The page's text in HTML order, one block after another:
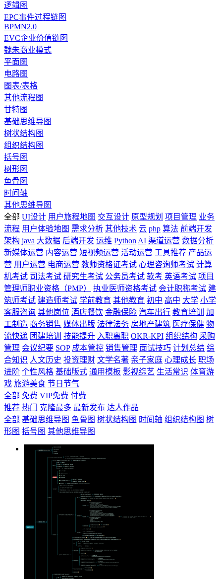
逻辑图
EPC事件过程链图
BPMN2.0
EVC企业价值链图
魏朱商业模式
平面图
电路图
图表/表格
其他流程图
甘特图
基础思维导图
树状结构图
组织结构图
括号图
树形图
鱼骨图
时间轴
其他思维导图
全部 UI设计 用户旅程地图 交互设计 原型规划 项目管理 业务
流程 用户体验地图 需求分析 其他技术 云 php 算法 前端开发
架构 java 大数据 后端开发 运维 Python AI 渠道运营 数据分析
新媒体运营 内容运营 短视频运营 活动运营 工具推荐 产品运
营 用户运营 电商运营 教师资格证考试 心理咨询师考试 计算
机考试 司法考试 研究生考试 公务员考试 软考 英语考试 项目
管理师职业资格（PMP）
执业医师资格考试 会计职称考试 建
筑师考试 建造师考试 学前教育 其他教育 初中 高中 大学 小学
客服咨询 其他岗位 酒店餐饮 金融保险 汽车出行 教育培训
加
工制造 商务销售 媒体出版 法律法务 房地产建筑 医疗保健 物
流快递 团建培训 技能提升 入职离职 OKR-KPI 组织结构 采购
管理 会议纪要 SOP 成本管控 销售管理 面试技巧 计划总结 综
合知识 人文历史 投资理财 文学名著 亲子家庭 心理成长 职场
进阶 个性风格 基础版式 通用模板 影视综艺 生活常识 体育游
戏 旅游美食 节日节气
全部 免费 VIP免费 付费
推荐 热门 克隆最多 最新发布 达人作品
全部 基础思维导图 鱼骨图 树状结构图 时间轴 组织结构图 树
形图 括号图 其他思维导图